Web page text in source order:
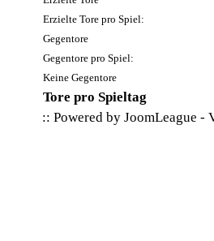
Erzielte Tore pro Spiel:
Gegentore
Gegentore pro Spiel:
Keine Gegentore
Tore pro Spieltag
:: Powered by JoomLeague -